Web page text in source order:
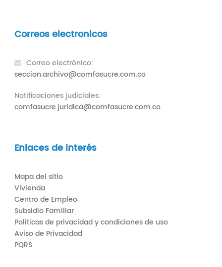
Correos electronicos
Correo electrónico:
seccion.archivo@comfasucre.com.co
Notificaciones judiciales:
comfasucre.juridica@comfasucre.com.co
Enlaces de interés
Mapa del sitio
Vivienda
Centro de Empleo
Subsidio Familiar
Políticas de privacidad y condiciones de uso
Aviso de Privacidad
PQRS